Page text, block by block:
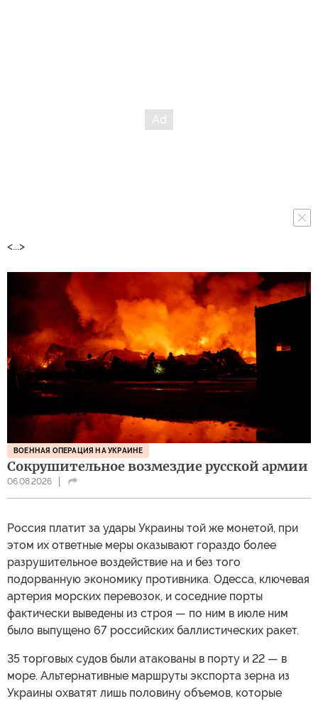
<...>
ВОЕННАЯ ОПЕРАЦИЯ НА УКРАИНЕ
Сокрушительное возмездие русской армии
06.08.2026
Россия платит за удары Украины той же монетой, при
этом их ответные меры оказывают гораздо более
разрушительное воздействие на и без того
подорванную экономику противника. Одесса, ключевая
артерия морских перевозок, и соседние порты
фактически выведены из строя — по ним в июле ним
было выпущено 67 российских баллистических ракет.
35 торговых судов были атакованы в порту и 22 — в
море. Альтернативные маршруты экспорта зерна из
Украины охватят лишь половину объемов, которые